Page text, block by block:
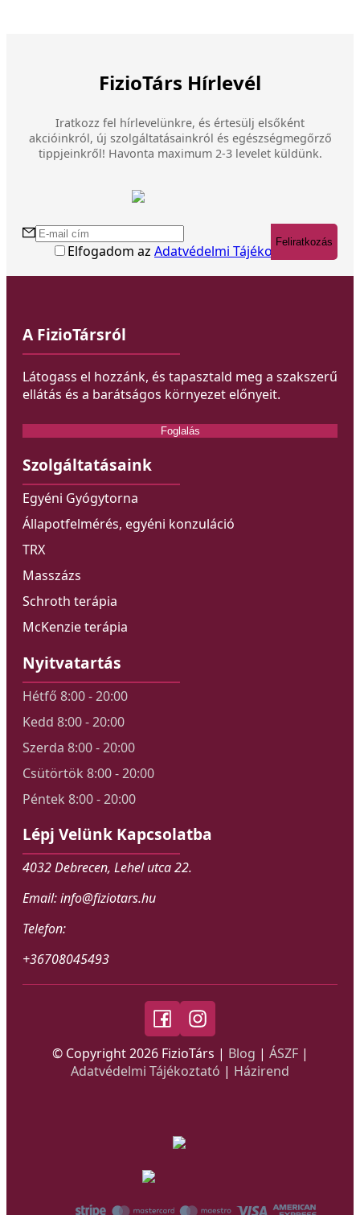
FizioTárs Hírlevél
Iratkozz fel hírlevelünkre, és értesülj elsőként
akcióinkról, új szolgáltatásainkról és egészségmegőrző
tippjeinkről! Havonta maximum 2-3 levelet küldünk.
Feliratkozás
Elfogadom az Adatvédelmi Tájékoztatót
A FizioTársról
Látogass el hozzánk, és tapasztald meg a szakszerű
ellátás és a barátságos környezet előnyeit.
Foglalás
Szolgáltatásaink
Egyéni Gyógytorna
Állapotfelmérés, egyéni konzuláció
TRX
Masszázs
Schroth terápia
McKenzie terápia
Nyitvatartás
Hétfő 8:00 - 20:00
Kedd 8:00 - 20:00
Szerda 8:00 - 20:00
Csütörtök 8:00 - 20:00
Péntek 8:00 - 20:00
Lépj Velünk Kapcsolatba
4032 Debrecen, Lehel utca 22.
Email: info@fiziotars.hu
Telefon:
+36708045493
© Copyright2026FizioTárs | Blog | ÁSZF|
Adatvédelmi Tájékoztató | Házirend